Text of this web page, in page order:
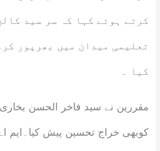
کرتے ہوئے کہا کہ سر سید
تعلیمی میدان میں بھرپور
کیا ۔
مقررین نے سید فاخر الحسن
کوبھی خراج تحسین پیش کیا۔ایم